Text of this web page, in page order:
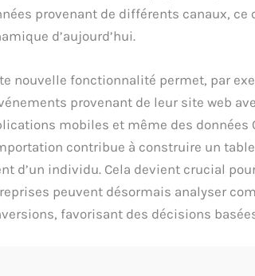
provenant de différents canaux,
d’aujourd’hui.
nouvelle fonctionnalité permet, par
provenant de leur site web
mobiles et même des données
contribue à construire un
d’un individu. Cela devient crucial
peuvent désormais analyser
favorisant des décisions